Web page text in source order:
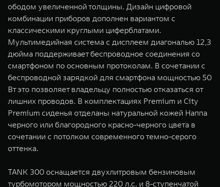
ободом увеличенной толщины. Дизайн цифровой
комбинации приборов дополнен вариантом с
классическими круглыми циферблатами.
Мультимедийная система с дисплеем диагональю 12,3
дюйма поддерживает беспроводное соединения со
смартфоном по основным протоколам. В сочетании с
беспроводной зарядкой для смартфона мощностью 50
Вт это позволяет владельцу полностью отказаться от
лишних проводов. В комплектациях Premium и City
Premium сиденья отделаны натуральной кожей Наппа
черного или благородного красно-черного цвета в
сочетании с потолком современного темно-серого
оттенка.
TANK 300 оснащается двухлитровым бензиновым
турбомотором мощностью 220 л.с. и 8-ступенчатой